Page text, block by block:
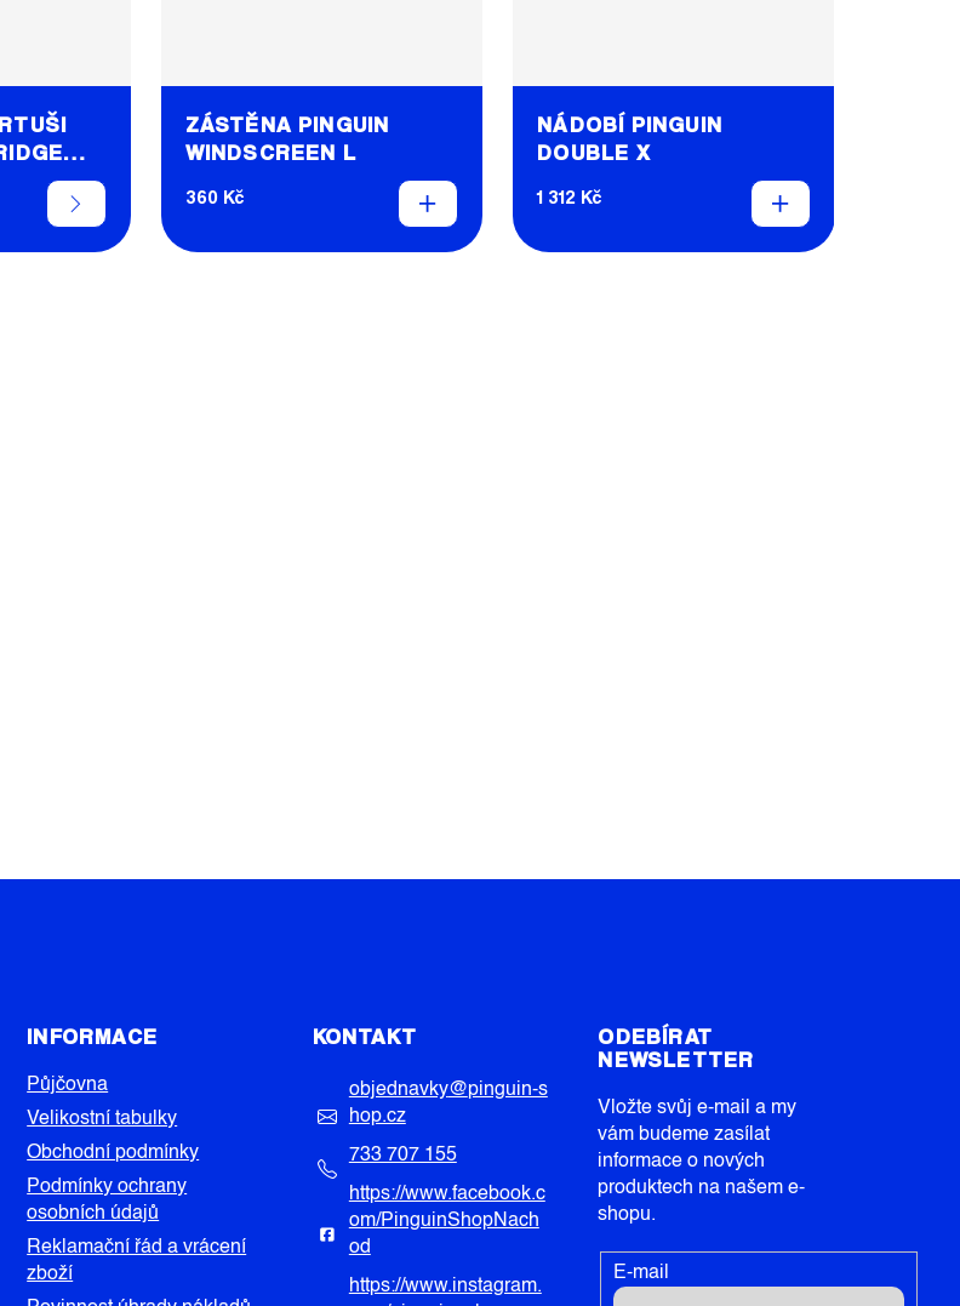
ZÁSTĚNA PINGUIN
WINDSCREEN L
360 Kč
NÁDOBÍ PINGUIN
DOUBLE X
1 312 Kč
INFORMACE
Půjčovna
Velikostní tabulky
Obchodní podmínky
Podmínky ochrany
osobních údajů
Reklamační řád a vrácení
zboží
KONTAKT
objednavky@pinguin-s
hop.cz
733 707 155
https://www.facebook.c
om/PinguinShopNach
od
https://www.instagram.
ODEBÍRAT
NEWSLETTER
Vložte svůj e-mail a my
vám budeme zasílat
informace o nových
produktech na našem e-
shopu.
E-mail